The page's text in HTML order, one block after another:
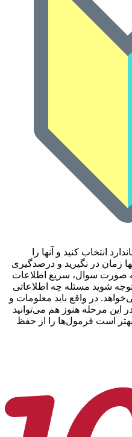
انتخاب کنید و آنها را
زمان در نگیرید و درصدگیری
صورت سوال، سریع اطلاعات
شوید مسئله چه اطلاعاتی
در واقع باید معلومات و
این مرحله هنوز هم می‌توانید
بهتر است فرمول‌ها را از حفظ